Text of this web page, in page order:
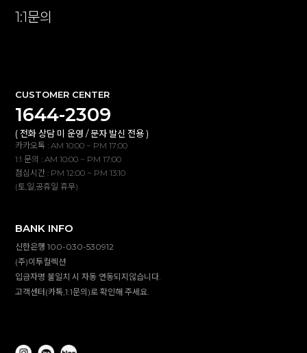
1:1문의
CUSTOMER CENTER
1644-2309
( 전화 상담 미 운영 / 문자 발신 전용 )
카카오톡 : AM 10:00 ~ PM 17:00
1:1 문의 : AM 10:00 ~ PM 17:00
점심시간 : PM 12:00 ~ PM 13:10
(토,일,공휴일 휴무)
BANK INFO
신한은행 100-030-530912
(주)이투컬렉션
입금자명 불일치 시 자동 연동되지않습니다.
고객센터(카톡,1:1문의)로 확인해 주세요.